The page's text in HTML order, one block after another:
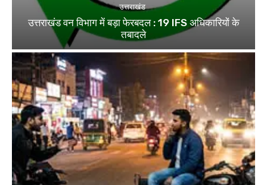
उत्तराखंड
उत्तराखंड वन विभाग में बड़ा फेरबदल : 19 IFS अधिकारियों के
तबादले